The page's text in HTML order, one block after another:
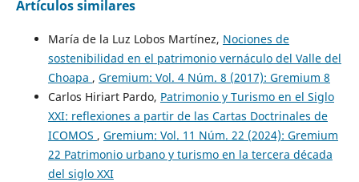
Artículos similares
María de la Luz Lobos Martínez, Nociones de
sostenibilidad en el patrimonio vernáculo del Valle del
Choapa , Gremium: Vol. 4 Núm. 8 (2017): Gremium 8
Carlos Hiriart Pardo, Patrimonio y Turismo en el Siglo
XXI: reflexiones a partir de las Cartas Doctrinales de
ICOMOS , Gremium: Vol. 11 Núm. 22 (2024): Gremium
22 Patrimonio urbano y turismo en la tercera década
del siglo XXI